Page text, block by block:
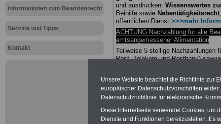
Informationen zum Beamtenrecht
Service und Tipps
Kontakt
und ausdrucken: Wissenswertes
Beihilfe sowie Nebentätigkeitsrecht
öffentlichen Dienst >>>mehr
ACHTUNG Nachzahlung für alle
amtsangemessener Alimentation
Teilweise 5-stellige Nachzahlungen
Post, Telekom und Postbank)
Hier die
abschließen!
Unsere Website beachtet die Richtlinie zur
europäischer Datenschutzvorschriften
Datenschutzrichtlinie für elektronische
Diese Internetseite verwendet Cookies, um
Dienste und Funktionen bereitzustellen. Es